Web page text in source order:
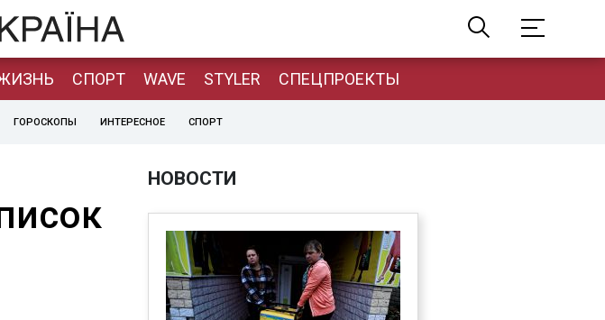
СПОРТ WAVE STYLER СПЕЦПРОЕКТЫ
ГОРОСКОПЫ ИНТЕРЕСНОЕ СПОРТ
НОВОСТИ